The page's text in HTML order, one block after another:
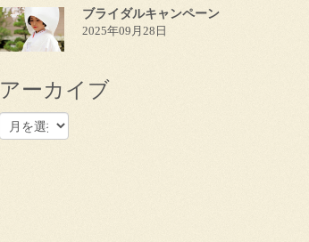
ブライダルキャンペーン
2025年09月28日
アーカイブ